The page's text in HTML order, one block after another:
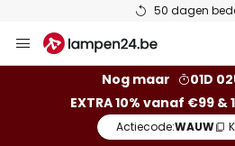
50 dagen
naar
Nog maar
01D
EXTRA 10% vanaf €99 &
Actiecode:WAUW